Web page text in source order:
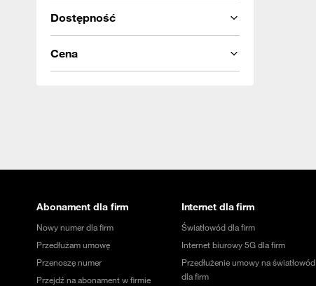
Dostępność
Cena
Abonament dla firm
Nowy numer dla firm
Przedłużam umowę
Przenoszę numer
Przejdź na abonament w firmie
Internet dla firm
Światłowód dla firm
Internet biurowy 5G dla firm
Przedłużenie umowy na światłowód
dla firm